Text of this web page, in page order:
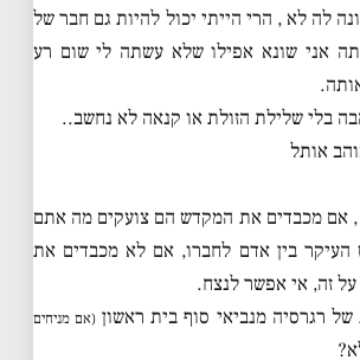
לה לא , הרי הייתי יכול להיות גם חבר של
אני שונא אפילו שלא עשתה לי שום רע
בלי שלילת הזולת או קנאה לא נחשב..
אותל
, אם מכבדים את המקדש הם צועקים מה אתם
העיקר בין אדם לחברו, אם לא מכבדים את
זה, אי אפשר לנצח.
של רגרסיה מנביאי סוף בית ראשון (אם מניחים